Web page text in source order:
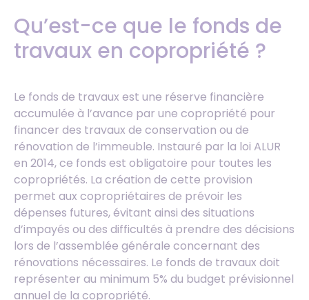
Qu’est-ce que le fonds de
travaux en copropriété ?
Le fonds de travaux est une réserve financière
accumulée à l’avance par une copropriété pour
financer des travaux de conservation ou de
rénovation de l’immeuble. Instauré par la loi ALUR
en 2014, ce fonds est obligatoire pour toutes les
copropriétés. La création de cette provision
permet aux copropriétaires de prévoir les
dépenses futures, évitant ainsi des situations
d’impayés ou des difficultés à prendre des décisions
lors de l’assemblée générale concernant des
rénovations nécessaires. Le fonds de travaux doit
représenter au minimum 5% du budget prévisionnel
annuel de la copropriété.